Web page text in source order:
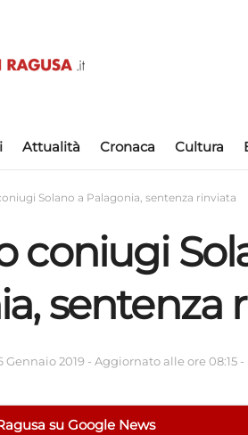
Attualità Cronaca Cultura
Solano a Palagonia, sentenza rinviata
coniugi
sentenza
Gennaio 2019 - Aggiornato alle ore 08:15 -
su Google News